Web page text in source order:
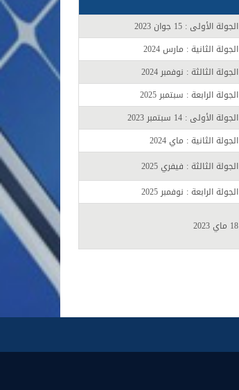
الجولة الأولى : 15 جوان 2023
الجولة الثانية : مارس 2024
الجولة الثالثة : نوفمبر 2024
الجولة الرابعة : سبتمبر 2025
الجولة الأولى : 14 سبتمبر 2023
الجولة الثانية : ماي 2024
الجولة الثالثة : فيفري 2025
الجولة الرابعة : نوفمبر 2025
18 ماي 2023